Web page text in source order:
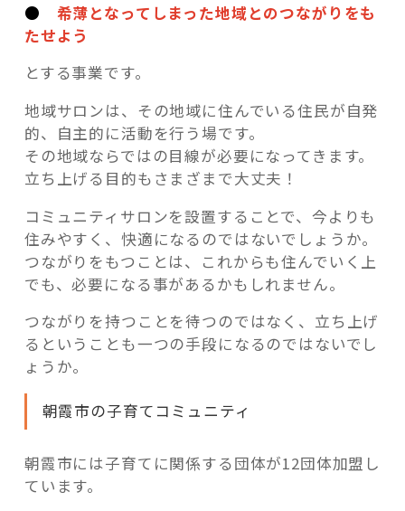
● 希薄となってしまった地域とのつながりをも
たせよう
とする事業です。
地域サロンは、その地域に住んでいる住民が自発
的、自主的に活動を行う場です。
その地域ならではの目線が必要になってきます。
立ち上げる目的もさまざまで大丈夫！
コミュニティサロンを設置することで、今よりも
住みやすく、快適になるのではないでしょうか。
つながりをもつことは、これからも住んでいく上
でも、必要になる事があるかもしれません。
つながりを持つことを待つのではなく、立ち上げ
るということも一つの手段になるのではないでし
ょうか。
朝霞市の子育てコミュニティ
朝霞市には子育てに関係する団体が12団体加盟し
ています。